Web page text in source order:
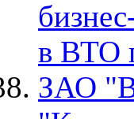
в ВТО
ЗАО